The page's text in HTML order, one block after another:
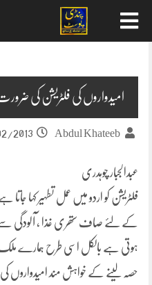
امیدواروں کی فلٹریشن کی
Abdul Khateeb
2013
عبدالجبار چوہدری
فلٹریشن کو اردو میں عمل تطہیر کہا
کے لئے صاف ستھری غذا ، آلودگی
ہوتی ہے بالکل اسی طرح ہمارے ملک
حصہ لینے کے خواہش مند امیدواروں